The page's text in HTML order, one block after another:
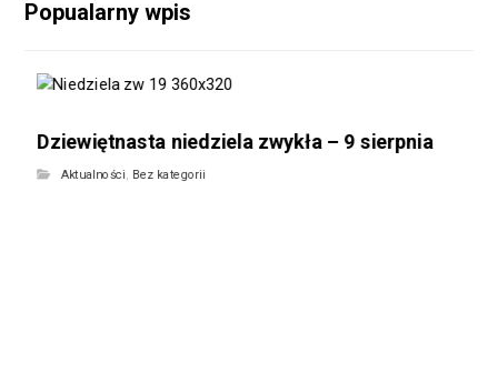
Popualarny wpis
Dziewiętnasta niedziela zwykła – 9 sierpnia
Aktualności Bez kategorii